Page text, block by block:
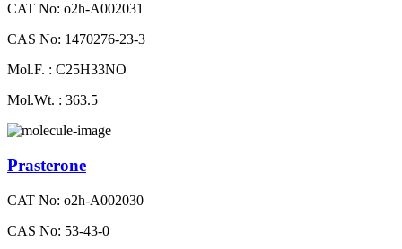
CAT No: o2h-A002031
CAS No: 1470276-23-3
Mol.F. : C25H33NO
Mol.Wt. : 363.5
Prasterone
CAT No: o2h-A002030
CAS No: 53-43-0